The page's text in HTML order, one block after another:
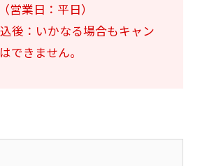
営業日：平日）
後：いかなる場合もキャン
できません。